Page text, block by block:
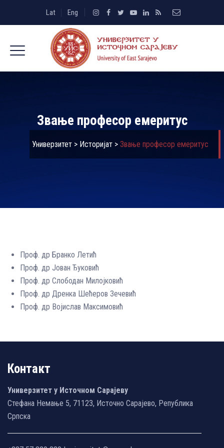
Lat Eng
Звање професор емеритус
Универзитет> Историјат> Звање професор емеритус
Проф. др Бранко Летић
Проф. др Јован Ђуковић
Проф. др Слободан Милојковић
Проф. др Дренка Шећеров Зечевић
Проф. др Војислав Максимовић
Контакт
Универзитет у Источном Сарајеву
Стефана Немање 5, 71123, Источно Сарајево, Република
Српска